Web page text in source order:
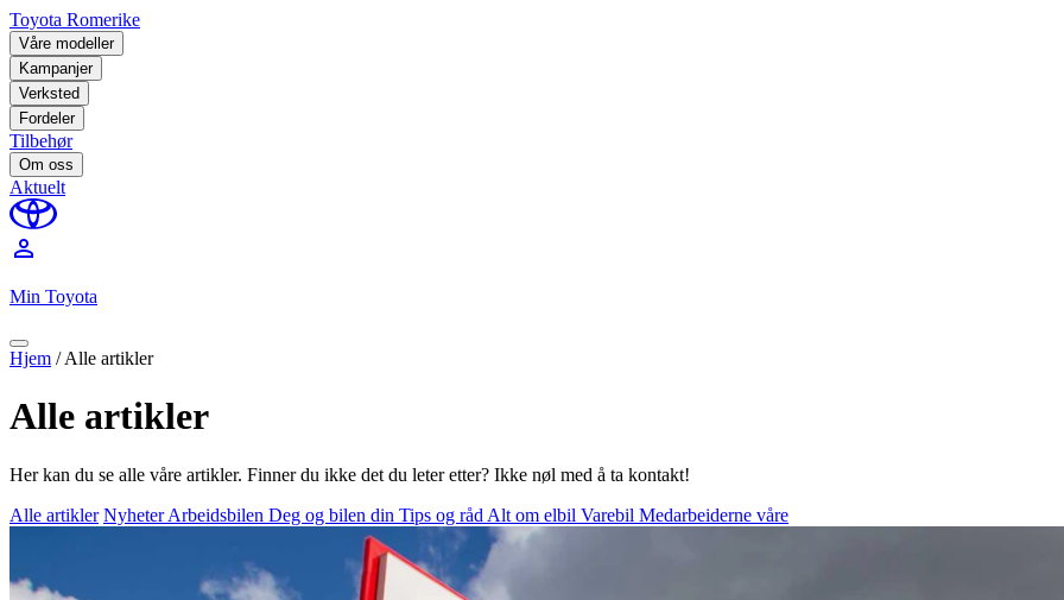
Toyota Romerike
Våre modeller
Kampanjer
Verksted
Fordeler
Tilbehør
Om oss
Aktuelt
perm_identity
Min Toyota
Hjem /Alle artikler
Alle artikler
Her kan du se alle våre artikler. Finner du ikke det du leter etter? Ikke nøl med å ta kontakt!
Alle artikler NyheterArbeidsbilen Deg og bilen din Tips og råd Alt om elbil Varebil Medarbeiderne våre